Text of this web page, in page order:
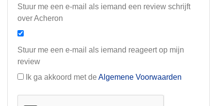
Stuur me een e-mail als iemand een review schrijft
over Acheron
Stuur me een e-mail als iemand reageert op mijn
review
Ik ga akkoord met de Algemene Voorwaarden